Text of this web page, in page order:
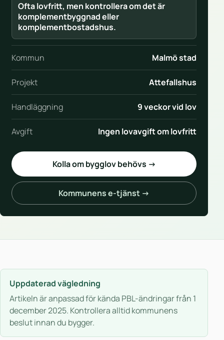
Ofta lovfritt, men kontrollera om det är
komplementbyggnad eller
komplementbostadshus.
Kommun Malmö stad
Projekt Attefallshus
Handläggning 9 veckor vid lov
Avgift Ingen lovavgift om lovfritt
Kolla om bygglov behövs →
Kommunens e-tjänst →
Uppdaterad vägledning
Artikeln är anpassad för kända PBL-ändringar från 1
december 2025. Kontrollera alltid kommunens
beslut innan du bygger.